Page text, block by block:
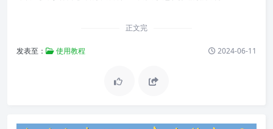
正文完
发表至： 使用教程 2024-06-11